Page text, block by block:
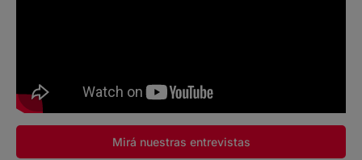
Mirá nuestras entrevistas